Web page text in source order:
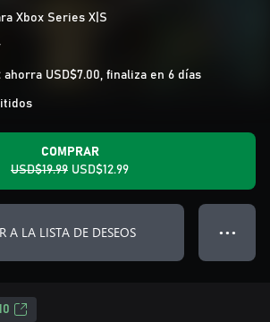
Xbox Series X|S
ahorra USD$7.00, finaliza en 6 días
COMPRAR
USD$19.99 USD$12.99
A LA LISTA DE DESEOS ● ● ●